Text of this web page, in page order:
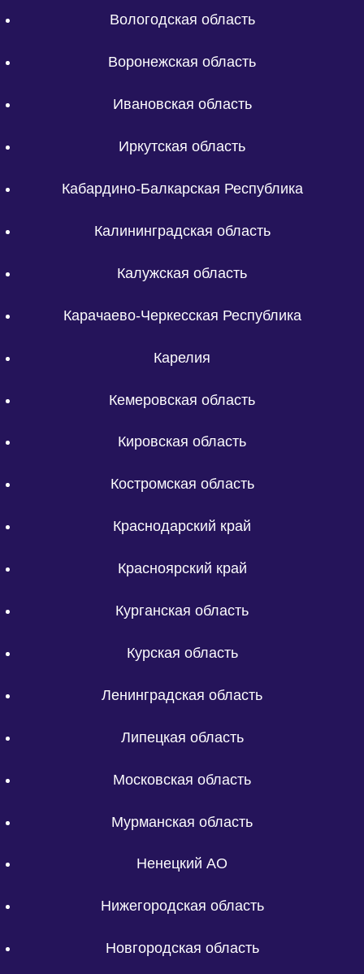
Вологодская область
Воронежская область
Ивановская область
Иркутская область
Кабардино-Балкарская Республика
Калининградская область
Калужская область
Карачаево-Черкесская Республика
Карелия
Кемеровская область
Кировская область
Костромская область
Краснодарский край
Красноярский край
Курганская область
Курская область
Ленинградская область
Липецкая область
Московская область
Мурманская область
Ненецкий АО
Нижегородская область
Новгородская область